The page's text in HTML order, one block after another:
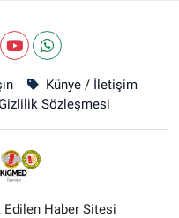
Künye / İletişim
Sözleşmesi
Edilen Haber Sitesi